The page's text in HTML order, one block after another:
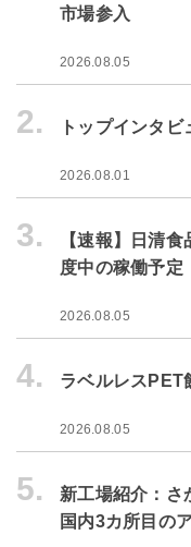
市場参入
2026.08.05
2. トップインタ
2026.08.01
3.
【速報】日清
度中の稼働予定
2026.08.05
4. ラベルレスPET
2026.08.05
5.
新工場紹介：
国内3カ所目の